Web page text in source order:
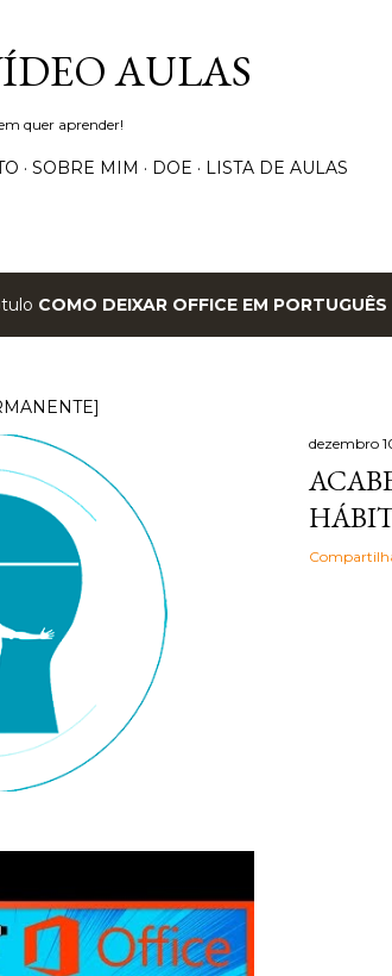
AULAS
quer aprender!
SOBRE MIM DOE LISTA DE AULAS
COMO DEIXAR OFFICE EM PORTUGUÊS
dezembro